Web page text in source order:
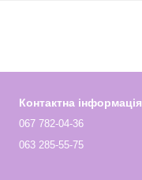
Контактна інформація
067 782-04-36
063 285-55-75